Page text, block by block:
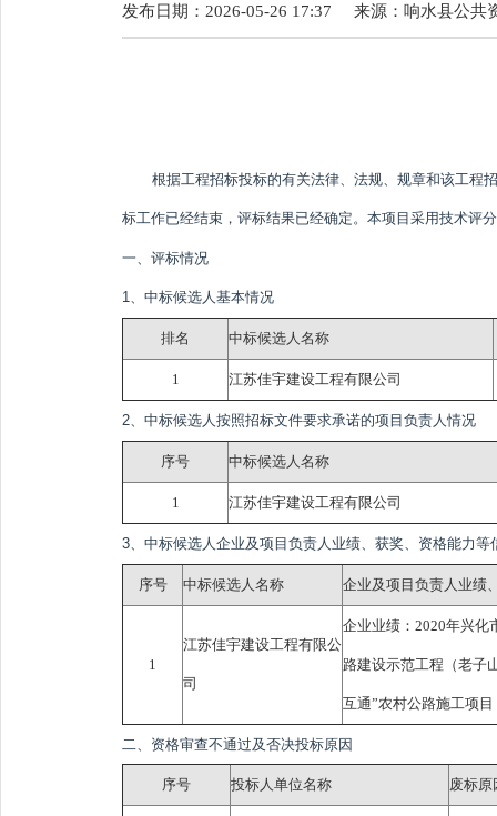
发布日期：2026-05-26 17:37 来源： 响水县公共
根据工程招标投标的有关法律、法规、规章和该工程
标工作已经结束，评标结果已经确定。本项目采用技术评
一、评标情况
1、中标候选人基本情况
排名 中标候选人名称
1 江苏佳宇建设工程有限公司
2、中标候选人按照招标文件要求承诺的项目负责人情况
序号 中标候选人名称
1 江苏佳宇建设工程有限公司
3、中标候选人企业及项目负责人业绩、获奖、资格能力等
序号 中标候选人名称 企业及项目负责人业绩
1
江苏佳宇建设工程有限公
司
企业业绩：2020年兴化
路建设示范工程（老子
互通”农村公路施工项目
二、资格审查不通过及否决投标原因
序号 投标人单位名称 废标原